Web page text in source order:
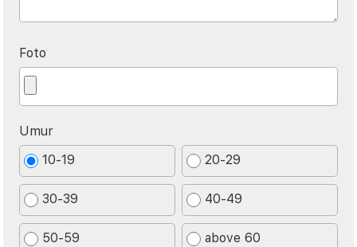
Foto
Umur
10-19
20-29
30-39 40-49
50-59 above 60